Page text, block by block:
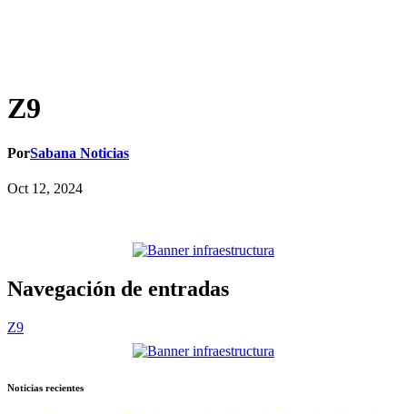
Z9
PorSabana Noticias
Oct 12, 2024
Navegación de entradas
Z9
Noticias recientes